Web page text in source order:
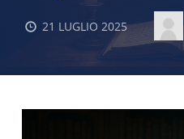
21 LUGLIO 2025